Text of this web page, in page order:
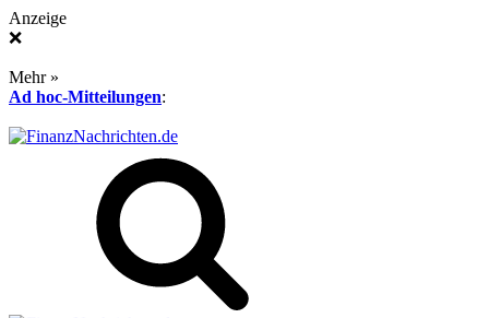
Anzeige
❌
Mehr »
Ad hoc-Mitteilungen: